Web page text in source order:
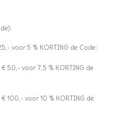
voor 5 % KORTING de Code:
50,- voor 7,5 % KORTING de
100,- voor 10 % KORTING de